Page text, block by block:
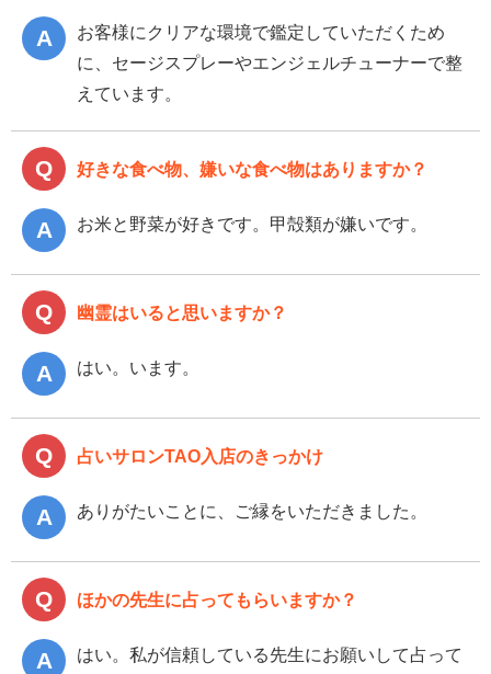
お客様にクリアな環境で鑑定していただくため
に、セージスプレーやエンジェルチューナーで整
えています。
好きな食べ物、嫌いな食べ物はありますか？
お米と野菜が好きです。甲殻類が嫌いです。
幽霊はいると思いますか？
はい。います。
占いサロンTAO入店のきっかけ
ありがたいことに、ご縁をいただきました。
ほかの先生に占ってもらいますか？
はい。私が信頼している先生にお願いして占って